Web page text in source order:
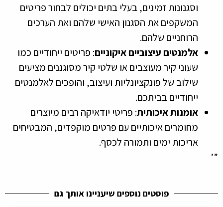
וסגנונות זמינים, בעלי בתים יכולים לבחור פריטים
המשקפים את הסגנון האישי שלהם ואת הערכים
הרוחניים שלהם.
אלמנטים עיצוביים איקוניים: פריטים ייחודיים כמו
שעוני קיר מעוצבים או שלטי קיר מסוגננים מציעים
שילוב של פונקציונליות ועיצוב, והופכים לאלמנטים
ייחודיים בביתכם.
אומנות איכותית: פריטי יודאיקה רבים מיוצרים
מחומרים איכותיים עם פרטים מוקפדים, המבטיחים
אריכות ימים ותמורה לכסף.
”’
פוסטים נוספים שיעניינו אותך גם